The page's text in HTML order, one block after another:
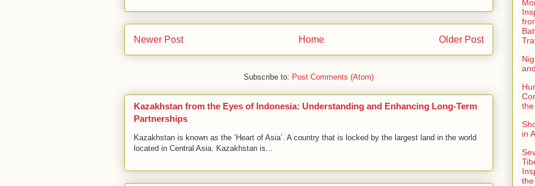
Newer Post Older Post
Home
Subscribe to: Post Comments (Atom)
Kazakhstan from the Eyes of Indonesia: Understanding and Enhancing Long-Term
Partnerships
Kazakhstan is known as the ‘Heart of Asia’. A country that is locked by the largest land in the world
located in Central Asia. Kazakhstan is...
in